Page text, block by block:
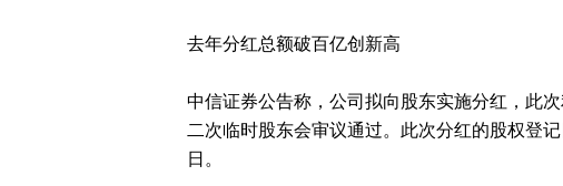
去年分红总额破百亿创新高
中信证券公告称，公司拟向股东实施分红，此
二次临时股东会审议通过。此次分红的股权登
日。